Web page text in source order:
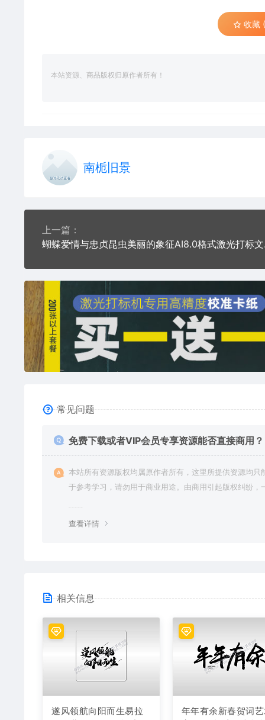
收藏
本站资源、商品版权归原作者所有！
南栀旧景
上一篇：
蝴蝶‌
常见问题
免费下载或者VIP会员专享资源能否直接商用？
本站所有资源版权均属原作者所有，这里所提供资源均只
于参考学习，请勿用于商业用途。由商用引起版权纠纷，
查看详情
相关信息
遂风领航向阳而生易拉
年年有余新春贺词